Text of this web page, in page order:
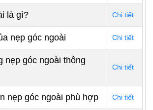
là gì? Chi tiết
nẹp góc ngoài Chi tiết
nẹp góc ngoài thông
Chi tiết
nẹp góc ngoài phù hợp Chi tiết